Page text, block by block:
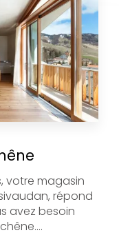
votre magasin
répond
avez besoin